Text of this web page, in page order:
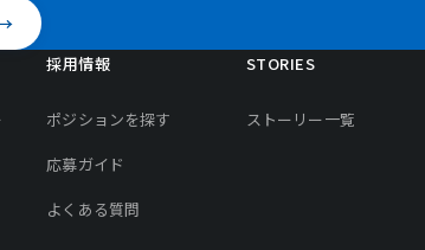
採用情報
ポジションを探す
応募ガイド
よくある質問
STORIES
ストーリー一覧